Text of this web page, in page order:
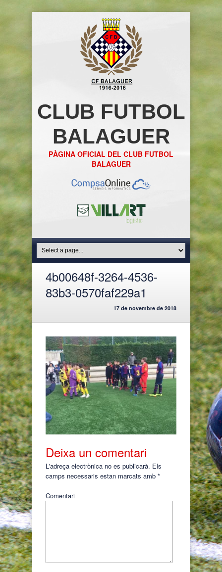
CLUB FUTBOL
BALAGUER
PÀGINA OFICIAL DEL CLUB FUTBOL
BALAGUER
4b00648f-3264-4536-
83b3-0570faf229a1
17 de novembre de 2018
Deixa un comentari
L'adreça electrònica no es publicarà. Els
camps necessaris estan marcats amb *
Comentari